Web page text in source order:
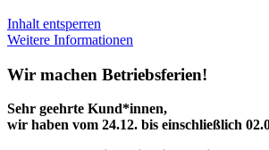
Inhalt entsperren
Weitere Informationen
Wir machen Betriebsferien!
Sehr geehrte Kund*innen,
wir haben vom 24.12. bis einschließlich